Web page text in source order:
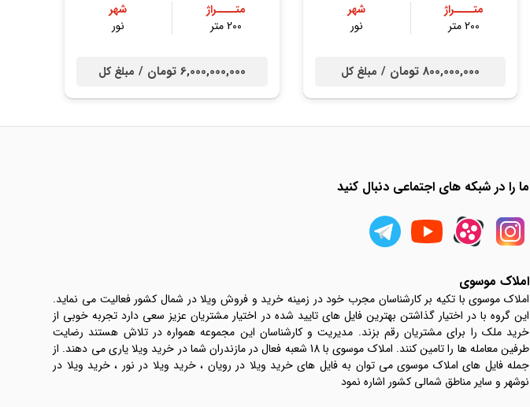
متــــراژ
200 متر
شهر
نور
800,000,000 تومان / مبلغ کل
متــــراژ
200 متر
شهر
نور
6,000,000,000 تومان / مبلغ کل
ما را در شبکه های اجتماعی دنبال کنید
املاک موسوی
املاک موسوی با تکیه بر کارشناسان مجرب خود در زمینه خرید و فروش ویلا در شمال کشور فعالیت می نماید.
این گروه با در اختیار گذاشتن بهترین فایل های تایید شده در اختیار مشتریان عزیز سعی دارد تجربه خوبی از
خرید ملک را برای مشتریان رقم بزند. مدیریت و کارشناسان این مجموعه همواره در تلاش هستند رضایت
طرفین معامله ها را تامین کنند. املاک موسوی با 18 شعبه فعال در مازندران شما در خرید ویلا یاری می دهند. از
جمله فایل های املاک موسوی می توان به فایل های خرید ویلا در رویان ، خرید ویلا در نور ، خرید ویلا در
نوشهر و سایر مناطق شمالی کشور اشاره نمود